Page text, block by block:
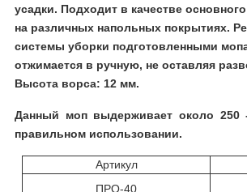
усадки. Подходит в качестве
на различных напольных покрытиях.
системы уборки подготовленными
отжимается в ручную, не оставляя
Высота ворса: 12 мм.
Данный моп выдерживает около 250
правильном использовании.
Артикул
ПРО-40